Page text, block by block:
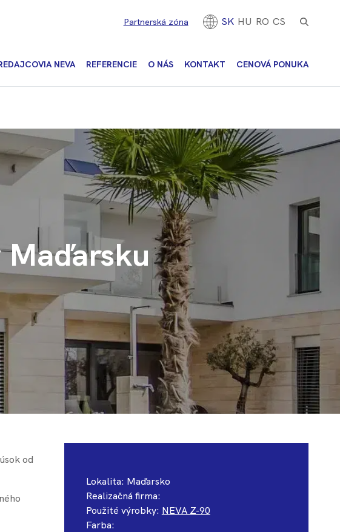
Partnerská zóna SK HU RO CS
NEVA REFERENCIE O NÁS KONTAKT CENOVÁ PONUKA
od
Lokalita: Maďarsko
Realizačná firma:
Použité výrobky: NEVA Z-90
Farba: